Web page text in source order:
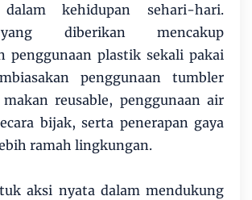
kehidupan sehari-hari.
diberikan mencakup
penggunaan plastik sekali pakai
penggunaan tumbler
reusable, penggunaan air
bijak, serta penerapan gaya
ramah lingkungan.
aksi nyata dalam mendukung